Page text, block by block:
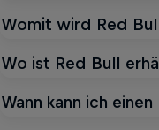
Womit wird Red
Wo ist Red Bull
Wann kann ich